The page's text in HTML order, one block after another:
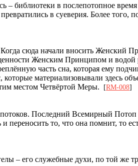
библиотеки в послепотопное время
в суеверия. Более того,
сюда начали вносить Женский
Женским Принципом и водой
часть сна, которая ему
материализовывали здесь
местом Четвёртой Меры.
[RM-008]
Последний Всемирный Потоп
то, что она помнит, то
– его служебные духи, по той же